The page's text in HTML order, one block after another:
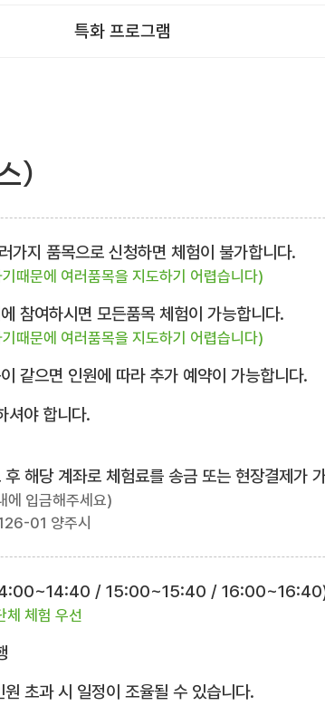
특화 프로그램
)
가지 품목으로 신청하면 체험이 불가합니다.
때문에 여러품목을 지도하기 어렵습니다)
참여하시면 모든품목 체험이 가능합니다.
때문에 여러품목을 지도하기 어렵습니다)
같으면 인원에 따라 추가 예약이 가능합니다.
셔야 합니다.
해당 계좌로 체험료를 송금 또는 현장결제가
에 입금해주세요)
01 양주시
/ 15:00~15:40 /
체 체험 우선
초과 시 일정이 조율될 수 있습니다.